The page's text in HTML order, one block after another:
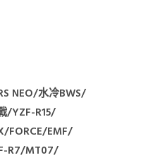
NEO/水冷BWS/
/YZF-R15/
FORCE/EMF/
R7/MT07/